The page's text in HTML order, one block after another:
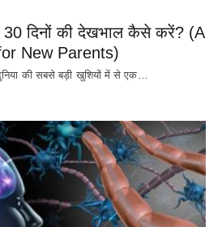
दिनों की देखभाल कैसे करें? (A
New Parents)
की सबसे बड़ी खुशियों में से एक…